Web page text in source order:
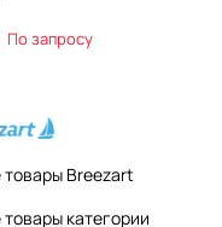
По запросу
товары Breezart
товары категории